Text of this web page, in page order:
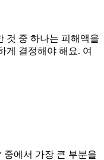
것 중 하나는 피해액을
게 결정해야 해요. 여
에서 가장 큰 부분을